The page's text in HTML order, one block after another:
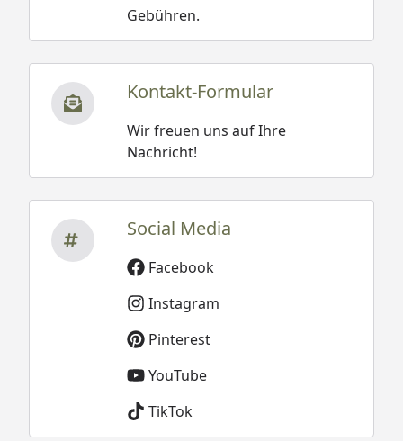
Gebühren.
Kontakt-Formular
Wir freuen uns auf Ihre
Nachricht!
Social Media
Facebook
Instagram
Pinterest
YouTube
TikTok